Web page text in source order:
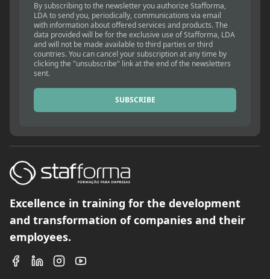
By subscribing to the newsletter you authorize Stafforma,
LDA to send you, periodically, communications via email
with information about offered services and products. The
data provided will be for the exclusive use of Stafforma, LDA
and will not be made available to third parties or third
countries. You can cancel your subscription at any time by
clicking the "unsubscribe" link at the end of the newsletters
sent.
SUBSCRIBE
Excellence in training for the development
and transformation of companies and their
employees.